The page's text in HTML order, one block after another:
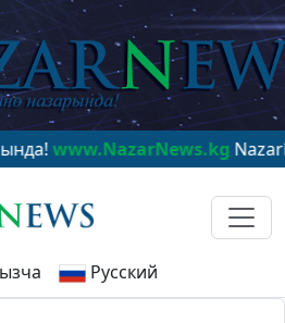
NazarNews -
Русский